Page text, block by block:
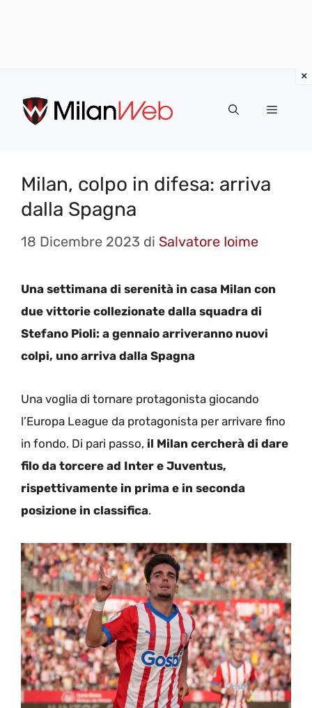
contenuto
MENU
Milan, colpo in difesa: arriva
dalla Spagna
18 Dicembre 2023 di Salvatore Ioime
Una settimana di serenità in casa Milan con
due vittorie collezionate dalla squadra di
Stefano Pioli: a gennaio arriveranno nuovi
colpi, uno arriva dalla Spagna
Una voglia di tornare protagonista giocando
l’Europa League da protagonista per arrivare fino
in fondo. Di pari passo, il Milan cercherà di dare
filo da torcere ad Inter e Juventus,
rispettivamente in prima e in seconda
posizione in classifica.